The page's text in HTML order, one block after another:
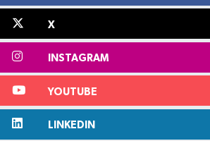
X
INSTAGRAM
YOUTUBE
LINKEDIN